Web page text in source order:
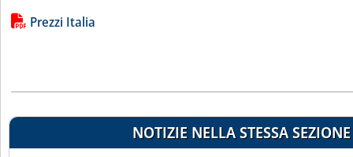
Lista allegati PDF alla notizia
Prezzi Italia
NOTIZIE NELLA STESSA SEZIONE